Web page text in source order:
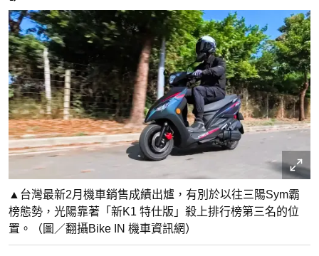
▲台灣最新2月機車銷售成績出爐，有別於以往三陽Sym霸
榜態勢，光陽靠著「新K1 特仕版」殺上排行榜第三名的位
置。（圖／翻攝Bike IN 機車資訊網）